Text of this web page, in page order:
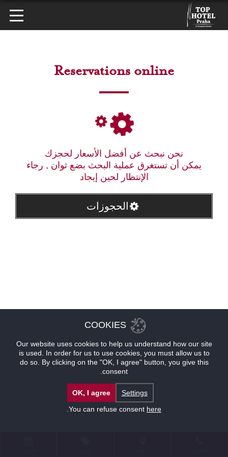
Reservations online
نحن نبحث عن أفضل الأسعار لحجزك
يمكن أن تستغرق عملية البحث بضع ثوان , رجاء
الإنتظار لحين إيجاد
الحجوزات
COOKIES
Our website uses cookies to help us understand how our site
is used. In order for us to use cookies, you must allow us to
do so. By clicking on the "OK, I agree" button, you give this
consent.
Settings
OK, I agree
You can refuse consent here
.